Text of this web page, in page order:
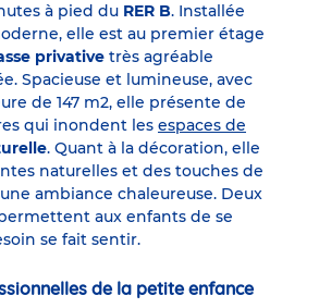
à pied du RER B. Installée
elle est au premier étage
privative très agréable
Spacieuse et lumineuse, avec
de 147 m2, elle présente de
qui inondent les espaces de
. Quant à la décoration, elle
naturelles et des touches de
ambiance chaleureuse. Deux
aux enfants de se
se fait sentir.
de la petite enfance